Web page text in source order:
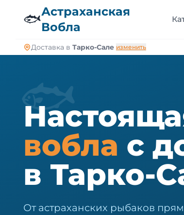
🐟Астраханская
Вобла
Доставка в Тарко-Сале изменить
🐟
вобла с
в Тарко-
От астраханских рыбаков